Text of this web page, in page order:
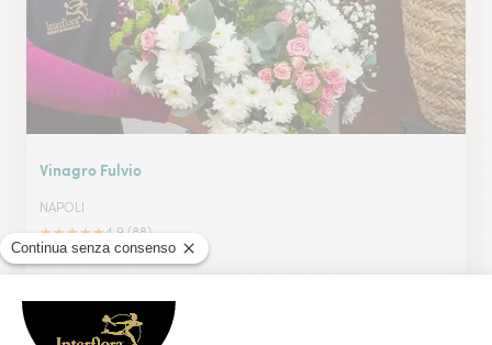
Vinagro Fulvio
NAPOLI
★★★★★4.9 (88)
Viale Michelangelo 83/g